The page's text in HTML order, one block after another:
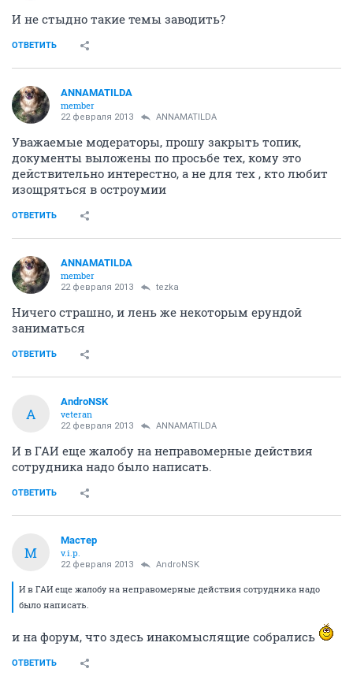
И не стыдно такие темы заводить?
ОТВЕТИТЬ
ANNAMATILDA
member
22 февраля 2013 ANNAMATILDA
Уважаемые модераторы, прошу закрыть топик,
документы выложены по просьбе тех, кому это
действительно интерестно, а не для тех , кто любит
изощряться в остроумии
ОТВЕТИТЬ
ANNAMATILDA
member
22 февраля 2013 tezka
Ничего страшно, и лень же некоторым ерундой
заниматься
ОТВЕТИТЬ
A
AndroNSK
veteran
22 февраля 2013 ANNAMATILDA
И в ГАИ еще жалобу на неправомерные действия
сотрудника надо было написать.
ОТВЕТИТЬ
М
Мастер
v.i.p.
22 февраля 2013 AndroNSK
И в ГАИ еще жалобу на неправомерные действия сотрудника надо
было написать.
и на форум, что здесь инакомыслящие собрались
ОТВЕТИТЬ